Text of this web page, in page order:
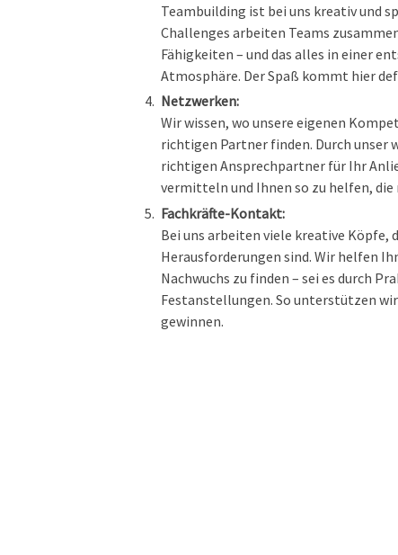
Teambuilding ist bei uns kreativ und
Challenges arbeiten Teams
Fähigkeiten – und das alles in einer
Atmosphäre. Der Spaß kommt hier
Netzwerken:
Wir wissen, wo unsere eigenen
richtigen Partner finden. Durch unser
richtigen Ansprechpartner für Ihr
vermitteln und Ihnen so zu helfen,
Fachkräfte-Kontakt:
Bei uns arbeiten viele kreative Köpfe,
Herausforderungen sind. Wir helfen
Nachwuchs zu finden – sei es durch
Festanstellungen. So unterstützen
gewinnen.